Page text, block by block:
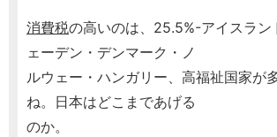
消費税の高いのは、25.5%-アイスラン
ェーデン・デンマーク・ノ
ルウェー・ハンガリー、高福祉国家が
ね。日本はどこまであげる
のか。